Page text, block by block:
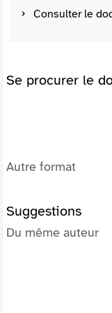
Consulter le
Se procurer le
Autre format
Suggestions
Du même auteur